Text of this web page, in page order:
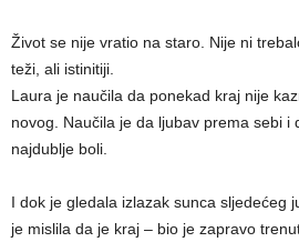
Život se nije vratio na staro. Nije ni
teži, ali istinitiji.
Laura je naučila da ponekad kraj nije
novog. Naučila je da ljubav prema sebi i
najdublje boli.
I dok je gledala izlazak sunca sljedećeg
je mislila da je kraj – bio je zapravo